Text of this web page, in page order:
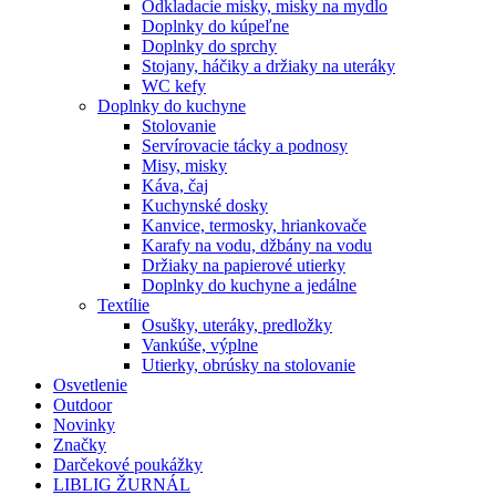
Odkladacie misky, misky na mydlo
Doplnky do kúpeľne
Doplnky do sprchy
Stojany, háčiky a držiaky na uteráky
WC kefy
Doplnky do kuchyne
Stolovanie
Servírovacie tácky a podnosy
Misy, misky
Káva, čaj
Kuchynské dosky
Kanvice, termosky, hriankovače
Karafy na vodu, džbány na vodu
Držiaky na papierové utierky
Doplnky do kuchyne a jedálne
Textílie
Osušky, uteráky, predložky
Vankúše, výplne
Utierky, obrúsky na stolovanie
Osvetlenie
Outdoor
Novinky
Značky
Darčekové poukážky
LIBLIG ŽURNÁL